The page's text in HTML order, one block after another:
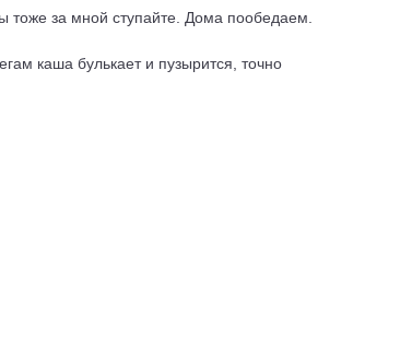
тоже за мной ступайте. Дома пообедаем.
каша булькает и пузырится, точно